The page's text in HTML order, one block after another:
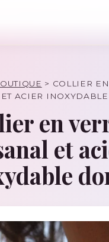
> COLLIER
ACIER
en
et